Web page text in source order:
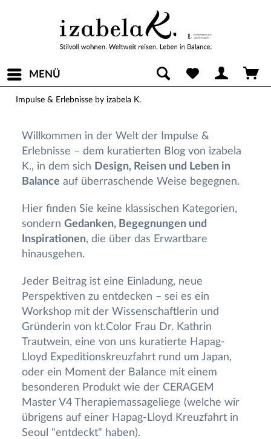
MENÜ
Impulse & Erlebnisse by izabela K.
Willkommen in der Welt der Impulse &
Erlebnisse – dem kuratierten Blog von izabela
K., in dem sich Design, Reisen und Leben in
Balance auf überraschende Weise begegnen.
Hier finden Sie keine klassischen Kategorien,
sondern Gedanken, Begegnungen und
Inspirationen, die über das Erwartbare
hinausgehen.
Jeder Beitrag ist eine Einladung, neue
Perspektiven zu entdecken – sei es ein
Workshop mit der Wissenschaftlerin und
Gründerin von kt.Color Frau Dr. Kathrin
Trautwein, eine von uns kuratierte Hapag-
Lloyd Expeditionskreuzfahrt rund um Japan,
oder ein Moment der Balance mit einem
besonderen Produkt wie der CERAGEM
Master V4 Therapiemassageliege (welche wir
übrigens auf einer Hapag-Lloyd Kreuzfahrt in
Seoul "entdeckt" haben).